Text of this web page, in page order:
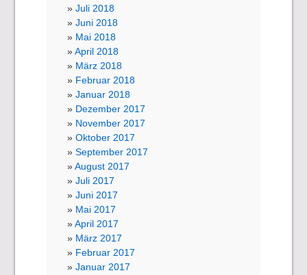
Juli 2018
Juni 2018
Mai 2018
April 2018
März 2018
Februar 2018
Januar 2018
Dezember 2017
November 2017
Oktober 2017
September 2017
August 2017
Juli 2017
Juni 2017
Mai 2017
April 2017
März 2017
Februar 2017
Januar 2017